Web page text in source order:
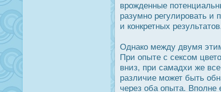
врοжденные
разумно регулирοвать и
и конкретных
Однако между двумя
При опыте с сексом
вниз, при самадхи же
различие может быть
через оба опыта. Вполне